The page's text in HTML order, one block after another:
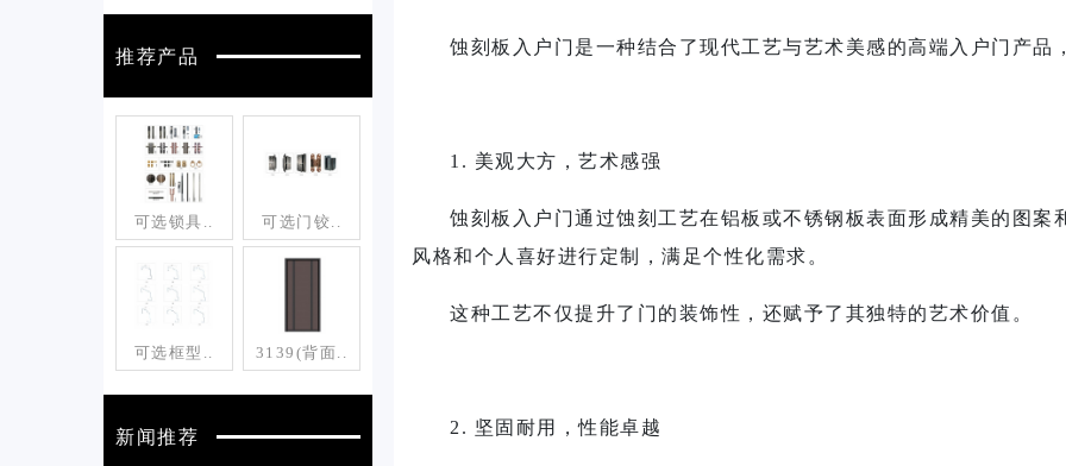
推荐产品
可选锁具.. 可选门铰..
可选框型.. 3139(背面..
新闻推荐
蚀刻板入户门 是一种结合了现代工艺与艺术美感的高端入户门产品
1. 美观大方，艺术感强
蚀刻板入户门通过蚀刻工艺在铝板或不锈钢板表面形成精美的图
风格和个人喜好进行定制，满足个性化需求。
这种工艺不仅提升了门的装饰性，还赋予了其独特的艺术价值。
2. 坚固耐用，性能卓越